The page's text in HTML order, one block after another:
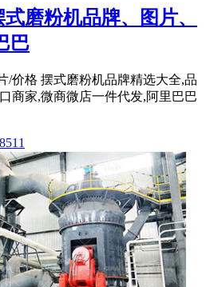
磨粉机品牌、图片、
巴
/价格 摆式磨粉机品牌精选大全,品
商家,微商微店一件代发,阿里巴巴